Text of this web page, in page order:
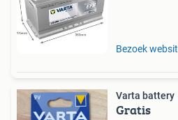
Bezoek
Varta battery
Gratis